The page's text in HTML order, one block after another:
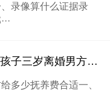
录像算什么证据录
广州侦探取证：孩子三岁离婚男方给多少抚养费合适_1
多少抚养费合适一、